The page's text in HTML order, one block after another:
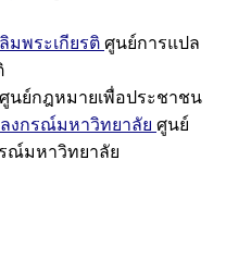
มพระเกียรติ ศูนย์การแปล
ศูนย์กฎหมายเพื่อประชาชน
งกรณ์มหาวิทยาลัย ศูนย์
ณ์มหาวิทยาลัย